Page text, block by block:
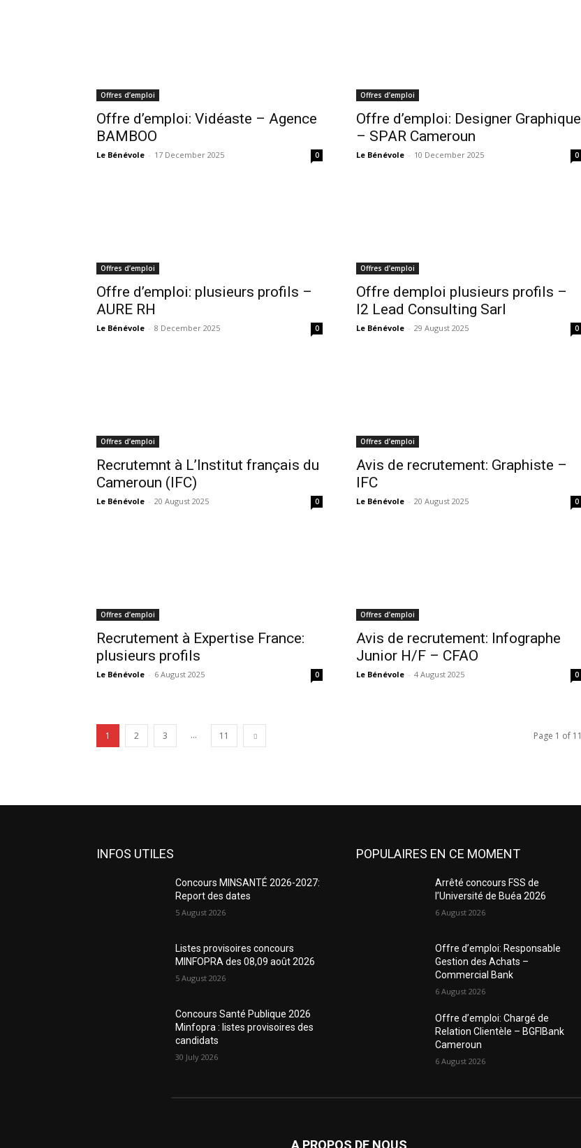
Offres d’emploi
Offre d’emploi: Vidéaste – Agence
BAMBOO
Le Bénévole - 17 December 2025 0
Offres d’emploi
Offre d’emploi: Designer Graphique
– SPAR Cameroun
Le Bénévole - 10 December 2025 0
Offres d’emploi
Offre d’emploi: plusieurs profils –
AURE RH
Le Bénévole - 8 December 2025 0
Offres d’emploi
Offre demploi plusieurs profils –
I2 Lead Consulting Sarl
Le Bénévole - 29 August 2025 0
Offres d’emploi
Recrutemnt à L’Institut français du
Cameroun (IFC)
Le Bénévole - 20 August 2025 0
Offres d’emploi
Avis de recrutement: Graphiste –
IFC
Le Bénévole - 20 August 2025 0
Offres d’emploi
Recrutement à Expertise France:
plusieurs profils
Le Bénévole - 6 August 2025 0
Offres d’emploi
Avis de recrutement: Infographe
Junior H/F – CFAO
Le Bénévole - 4 August 2025 0
1 2 3 ... 11 Page 1 of 11
INFOS UTILES
Concours MINSANTÉ 2026-2027:
Report des dates
5 August 2026
Listes provisoires concours
MINFOPRA des 08,09 août 2026
5 August 2026
Concours Santé Publique 2026
Minfopra : listes provisoires des
candidats
30 July 2026
POPULAIRES EN CE MOMENT
Arrêté concours FSS de
l’Université de Buéa 2026
6 August 2026
Offre d’emploi: Responsable
Gestion des Achats –
Commercial Bank
6 August 2026
Offre d’emploi: Chargé de
Relation Clientèle – BGFIBank
Cameroun
6 August 2026
A PROPOS DE NOUS